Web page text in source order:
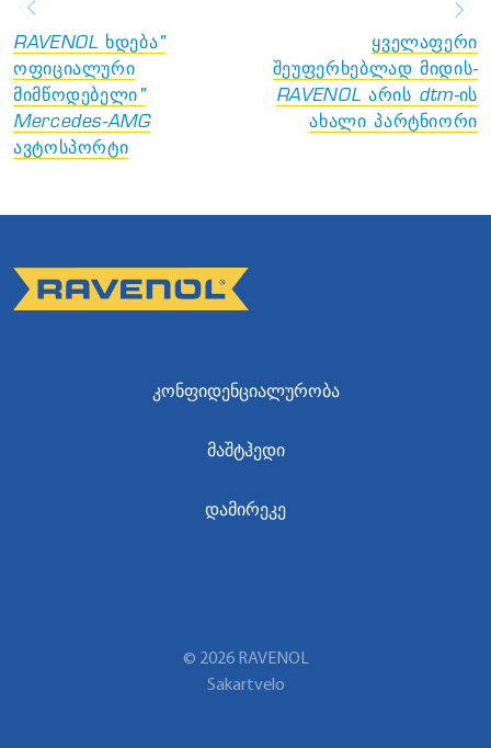
RAVENOL ხდება"
ოფიციალური
მიმწოდებელი"
Mercedes-AMG
ავტოსპორტი
ყველაფერი
შეუფერხებლად მიდის-
RAVENOL არის dtm-ის
ახალი პარტნიორი
ᲙᲝᲜᲤᲘᲓᲔᲜᲪᲘᲐᲚᲣᲠᲝᲑᲐ
ᲛᲐᲨᲢᲰᲔᲓᲘ
ᲓᲐᲛᲘᲠᲔᲙᲔ
© 2026 RAVENOL
Sakartvelo